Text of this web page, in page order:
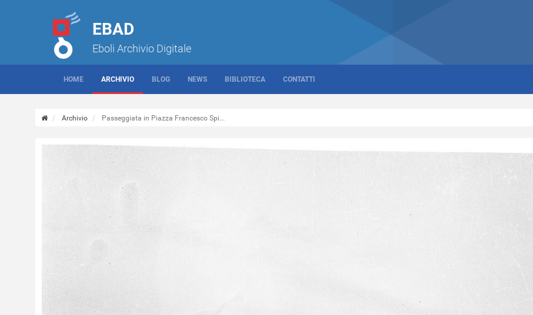
EBAD
Eboli Archivio Digitale
HOME ARCHIVIO BLOG NEWS BIBLIOTECA CONTATTI
Archivio Passeggiata in Piazza Francesco Spi...